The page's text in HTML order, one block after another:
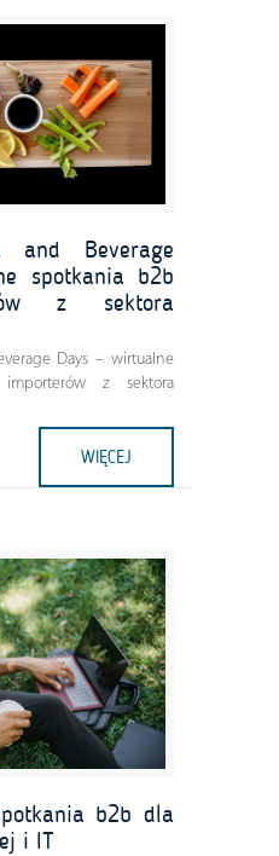
and Beverage
spotkania b2b
z sektora
Days – wirtualne
z sektora
WIĘCEJ
b2b dla
i IT